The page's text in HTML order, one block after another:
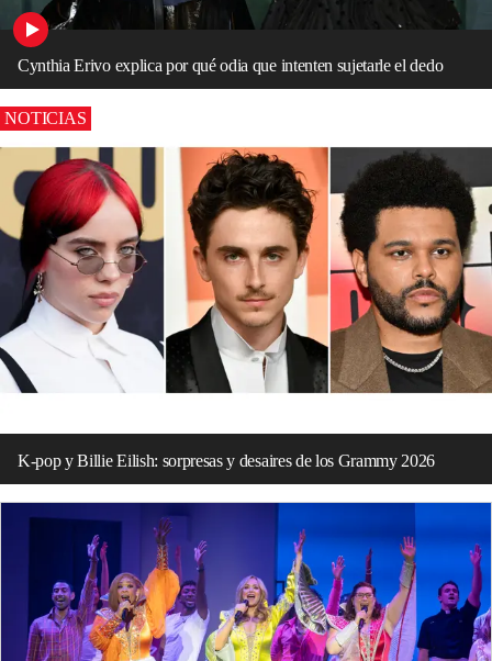
Cynthia Erivo explica por qué odia que intenten sujetarle el dedo
NOTICIAS
K-pop y Billie Eilish: sorpresas y desaires de los Grammy 2026